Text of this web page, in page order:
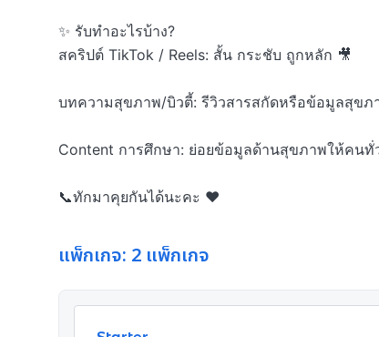
✨ รับทำอะไรบ้าง?
สคริปต์ TikTok / Reels: สั้น กระชับ ถูกหลัก 🎥
บทความสุขภาพ/บิวตี้: รีวิวสารสกัดหรือข้อมูลสุขภ
Content การศึกษา: ย่อยข้อมูลด้านสุขภาพให้คนทั่
📞ทักมาคุยกันได้นะคะ ❤️
แพ็กเกจ: 2 แพ็กเกจ